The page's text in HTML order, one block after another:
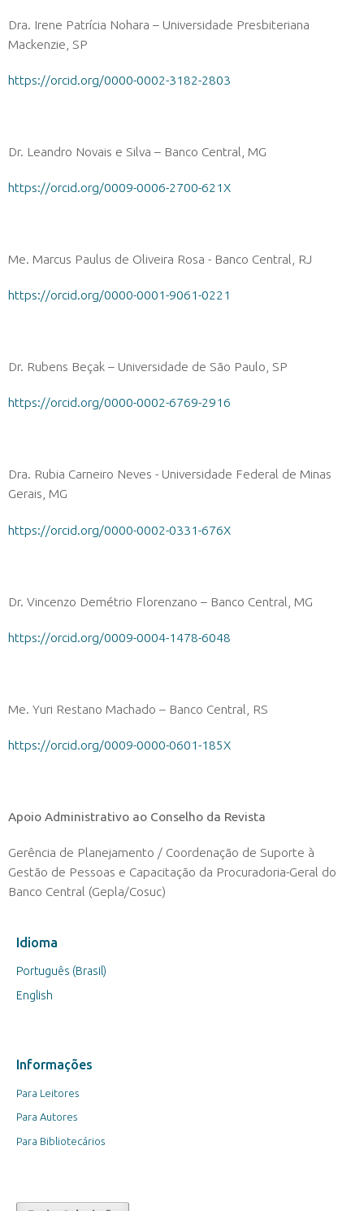
Dra. Irene Patrícia Nohara – Universidade Presbiteriana
Mackenzie, SP
https://orcid.org/0000-0002-3182-2803
Dr. Leandro Novais e Silva – Banco Central, MG
https://orcid.org/0009-0006-2700-621X
Me. Marcus Paulus de Oliveira Rosa - Banco Central, RJ
https://orcid.org/0000-0001-9061-0221
Dr. Rubens Beçak – Universidade de São Paulo, SP
https://orcid.org/0000-0002-6769-2916
Dra. Rubia Carneiro Neves - Universidade Federal de Minas
Gerais, MG
https://orcid.org/0000-0002-0331-676X
Dr. Vincenzo Demétrio Florenzano – Banco Central, MG
https://orcid.org/0009-0004-1478-6048
Me. Yuri Restano Machado – Banco Central, RS
https://orcid.org/0009-0000-0601-185X
Apoio Administrativo ao Conselho da Revista
Gerência de Planejamento / Coordenação de Suporte à
Gestão de Pessoas e Capacitação da Procuradoria-Geral do
Banco Central (Gepla/Cosuc)
Idioma
Português (Brasil)
English
Informações
Para Leitores
Para Autores
Para Bibliotecários